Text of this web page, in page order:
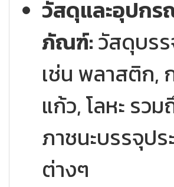
วัสดุและอุปก
ภัณฑ์:วัสดุบร
เช่น พลาสติก,
แก้ว, โลหะ รวม
ภาชนะบรรจุปร
ต่างๆ